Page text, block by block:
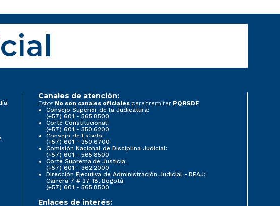
Canales de atención:
Estos No son canales oficiales para tramitar PQRSDF
Consejo Superior de la Judicatura:
(+57) 601 - 565 8500
Corte Constitucional:
(+57) 601 - 350 6200
Consejo de Estado:
(+57) 601 - 350 6700
Comisión Nacional de Disciplina Judicial:
(+57) 601 - 565 8500
Corte Suprema de Justicia:
(+57) 601 - 362 2000
Dirección Ejecutiva de Administración Judicial - DEAJ:
Carrera 7 # 27-18, Bogotá
(+57) 601 - 565 8500
Enlaces de interés: